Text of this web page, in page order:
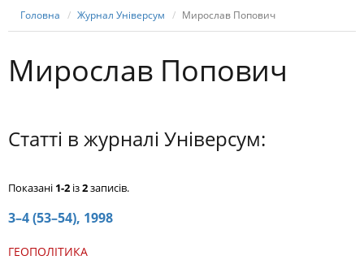
Головна Журнал Універсум Мирослав Попович
Мирослав Попович
Статті в журналі Універсум:
Показані 1-2 із2записів.
3–4 (53–54), 1998
ГЕОПОЛІТИКА